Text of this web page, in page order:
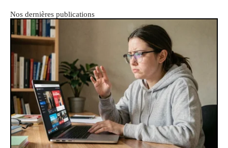
Nos dernières publications